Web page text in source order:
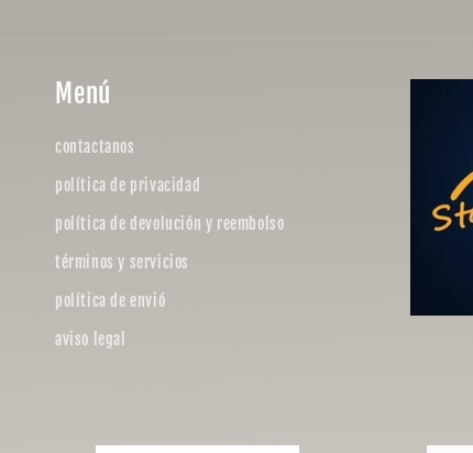
Menú
contactanos
política de privacidad
política de devolución y reembolso
términos y servicios
política de envió
aviso legal